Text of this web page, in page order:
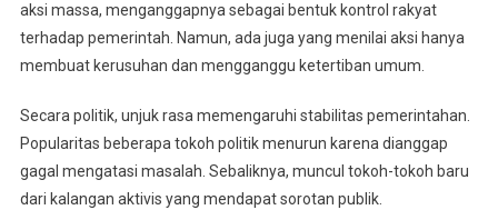
aksi massa, menganggapnya sebagai bentuk kontrol rakyat
terhadap pemerintah. Namun, ada juga yang menilai aksi hanya
membuat kerusuhan dan mengganggu ketertiban umum.
Secara politik, unjuk rasa memengaruhi stabilitas pemerintahan.
Popularitas beberapa tokoh politik menurun karena dianggap
gagal mengatasi masalah. Sebaliknya, muncul tokoh-tokoh baru
dari kalangan aktivis yang mendapat sorotan publik.